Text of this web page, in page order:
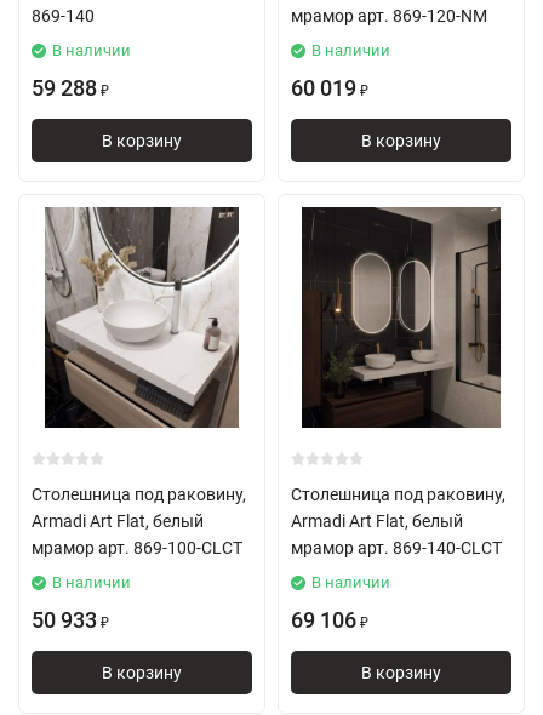
869-140
В наличии
59 288 ₽
В корзину
мрамор арт. 869-120-NM
В наличии
60 019 ₽
В корзину
Столешница под раковину,
Armadi Art Flat, белый
мрамор арт. 869-100-CLCT
В наличии
50 933 ₽
В корзину
Столешница под раковину,
Armadi Art Flat, белый
мрамор арт. 869-140-CLCT
В наличии
69 106 ₽
В корзину